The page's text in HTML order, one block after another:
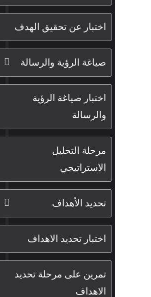
اختبار عن تحقيق الهدف
صياغة الرؤية والرسالة
اختبار صياغة الرؤية
والرسالة
مرحلة التحليل
الاستراتيجي
تحديد الأهداف
اختبار تحديد الاهداف
تمرين على مرحلة تحديد
الاهداف